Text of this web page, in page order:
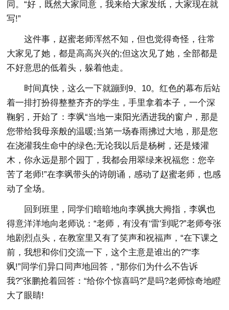
同。“好，既然大家同意，我来给大家发纸，大家现在就
写!”
这件事，赵蜜老师浑然不知，但也觉得奇怪，往常
大家见了她，都是高高兴兴的;但这次见了她，全部都是
不好意思的低着头，躲着他走。
时间真快，这么一下就蹦到9、10。红色的幕布后站
着一排打扮得整整齐齐的学生，手里拿着本子，一个深
鞠躬，开始了：李飒“当地一束阳光洒进我的窗户，那是
您带给我母亲般的温暖;当第一场春雨拂过大地，那是您
在浇灌我生命中的绿色;无论我以后是杨树，还是矮灌
木，你永远是那个园丁，我都会用翠绿来祝福您：您辛
苦了老师!”在李飒带头的诗朗诵，感动了赵蜜老师，也感
动了全场。
回到班里，同学们暗暗地向李飒挑大拇指，李飒也
得意洋洋地向老师说：“老师，有没有‘雷’到呢?”老师夸张
地剧烈点头，在教室里又有了笑声和祝福声，“在下课之
前，我想和你们交流一下，这个主意是谁出的?”“李
飒!”同学们异口同声地回答，“那你们为什么不告诉
我?”张鹏抢着回答：“给你个惊喜吗?”是吗?老师惊奇地瞪
大了眼睛!